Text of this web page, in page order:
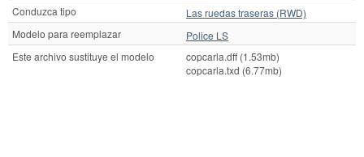
Conduzca tipo
Las ruedas traseras (RWD)
Modelo para reemplazar
Police LS
Este archivo sustituye el modelo
copcarla.dff (1.53mb)
copcarla.txd (6.77mb)